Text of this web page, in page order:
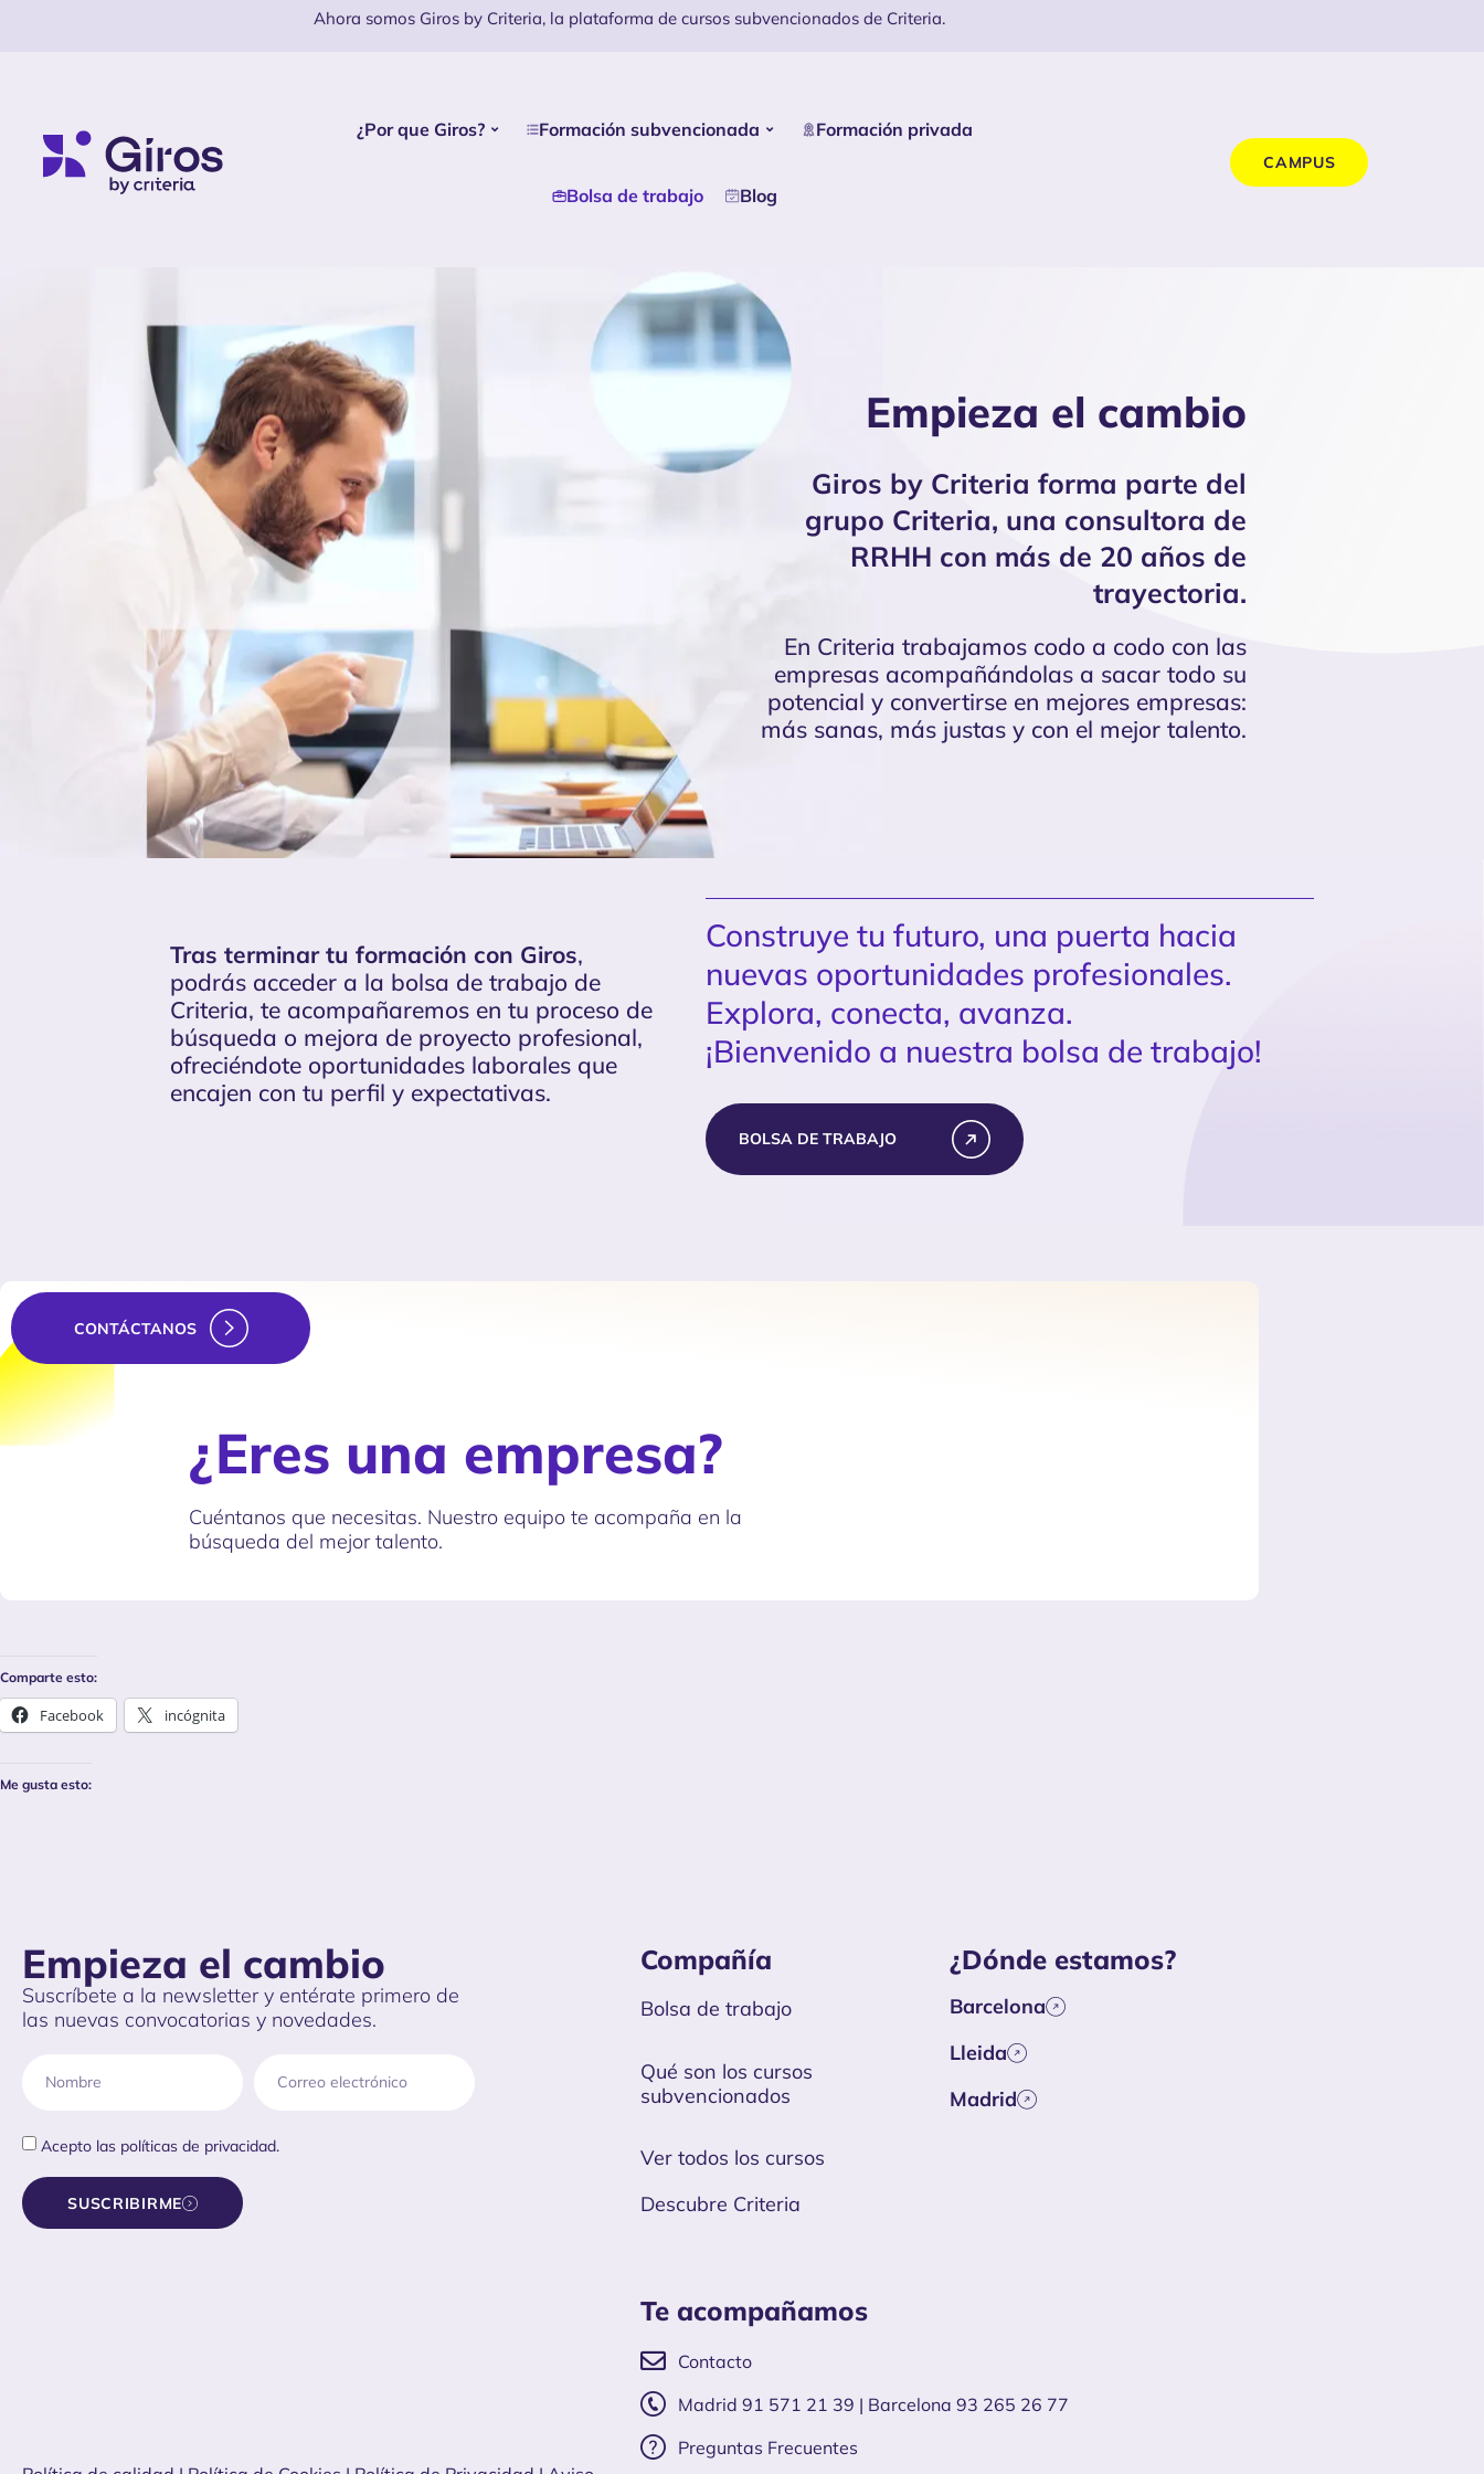
Ahora somos Giros by Criteria, la plataforma de cursos subvencionados de Criteria.
¿Por que Giros? Formación subvencionada Formación privada
Bolsa de trabajo Blog
CAMPUS
Empieza el cambio
Giros by Criteria forma parte del
grupo Criteria, una consultora de
RRHH con más de 20 años de
trayectoria.
En Criteria trabajamos codo a codo con las
empresas acompañándolas a sacar todo su
potencial y convertirse en mejores empresas:
más sanas, más justas y con el mejor talento.
Tras terminar tu formación con Giros,
podrás acceder a la bolsa de trabajo de
Criteria, te acompañaremos en tu proceso de
búsqueda o mejora de proyecto profesional,
ofreciéndote oportunidades laborales que
encajen con tu perfil y expectativas.
Construye tu futuro, una puerta hacia
nuevas oportunidades profesionales.
Explora, conecta, avanza.
¡Bienvenido a nuestra bolsa de trabajo!
BOLSA DE TRABAJO
CONTÁCTANOS
¿Eres una empresa?
Cuéntanos que necesitas. Nuestro equipo te acompaña en la
búsqueda del mejor talento.
Comparte esto:
Facebook incógnita
Me gusta esto:
Empieza el cambio
Suscríbete a la newsletter y entérate primero de
las nuevas convocatorias y novedades.
Acepto las políticas de privacidad.
SUSCRIBIRME
Compañía
Bolsa de trabajo
Qué son los cursos
subvencionados
Ver todos los cursos
Descubre Criteria
¿Dónde estamos?
Barcelona
Lleida
Madrid
Te acompañamos
Contacto
Madrid 91 571 21 39 | Barcelona 93 265 26 77
Preguntas Frecuentes